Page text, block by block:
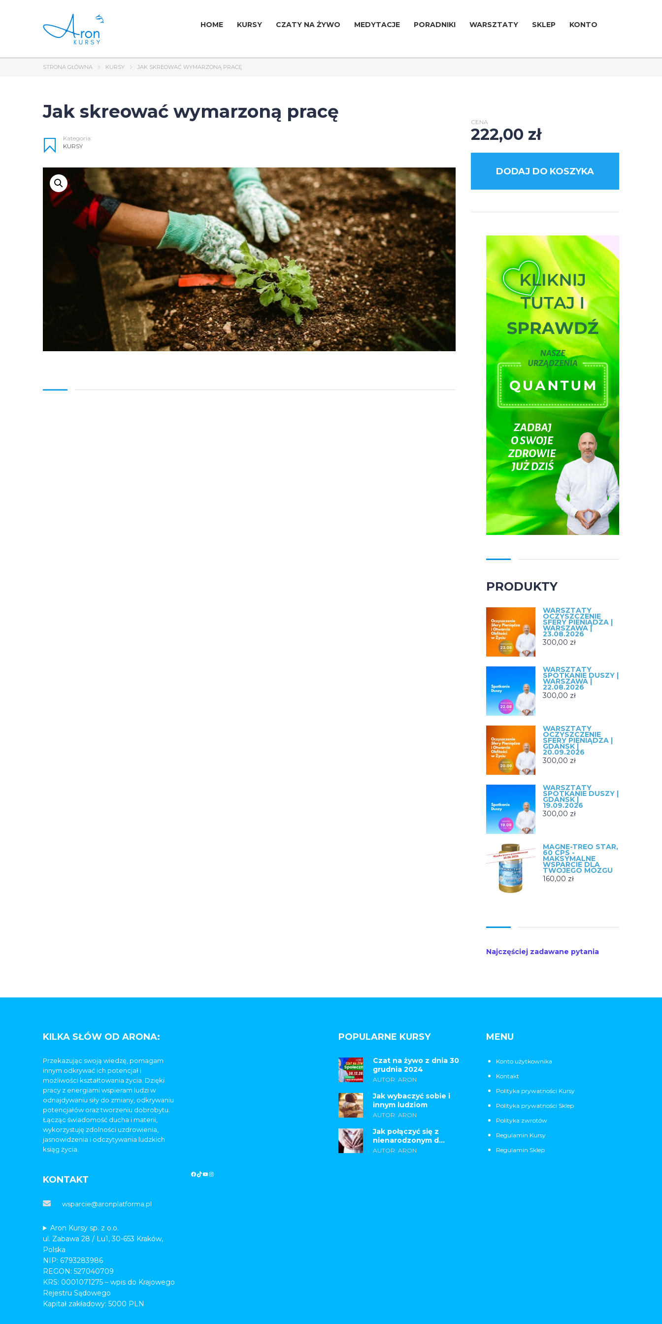
HOME KURSY CZATY NA ŻYWO MEDYTACJE PORADNIKI WARSZTATY SKLEP KONTO
STRONA GŁÓWNA KURSY JAK SKREOWAĆ WYMARZONĄ PRACĘ
Jak skreować wymarzoną pracę
Kategoria:
KURSY
CENA
222,00 zł
DODAJ DO KOSZYKA
PRODUKTY
WARSZTATY
OCZYSZCZENIE
SFERY PIENIĄDZA |
WARSZAWA |
23.08.2026
300,00 zł
WARSZTATY
SPOTKANIE DUSZY |
WARSZAWA |
22.08.2026
300,00 zł
WARSZTATY
OCZYSZCZENIE
SFERY PIENIĄDZA |
GDAŃSK |
20.09.2026
300,00 zł
WARSZTATY
SPOTKANIE DUSZY |
GDAŃSK |
19.09.2026
300,00 zł
MAGNE-TREO STAR,
60 CPS -
MAKSYMALNE
WSPARCIE DLA
TWOJEGO MÓZGU
160,00 zł
Najczęściej zadawane pytania
KILKA SŁÓW OD ARONA:
Przekazując swoją wiedzę, pomagam
innym odkrywać ich potencjał i
możliwości kształtowania życia. Dzięki
pracy z energiami wspieram ludzi w
odnajdywaniu siły do zmiany, odkrywaniu
potencjałów oraz tworzeniu dobrobytu.
Łącząc świadomość ducha i materii,
wykorzystuję zdolności uzdrowienia,
jasnowidzenia i odczytywania ludzkich
ksiąg życia.
POPULARNE KURSY
Czat na żywo z dnia 30
grudnia 2024
AUTOR: ARON
Jak wybaczyć sobie i
innym ludziom
AUTOR: ARON
Jak połączyć się z
nienarodzonym d...
AUTOR: ARON
MENU
Konto użytkownika
Kontakt
Polityka prywatności Kursy
Polityka prywatności Sklep
Polityka zwrotów
Regulamin Kursy
Regulamin Sklep
KONTAKT
wsparcie@aronplatforma.pl
Aron Kursy sp. z o.o.
ul. Zabawa 28 / Lu1, 30-653 Kraków,
Polska
NIP: 6793283986
REGON: 527040709
KRS: 0001071275 – wpis do Krajowego
Rejestru Sądowego
Kapitał zakładowy: 5000 PLN